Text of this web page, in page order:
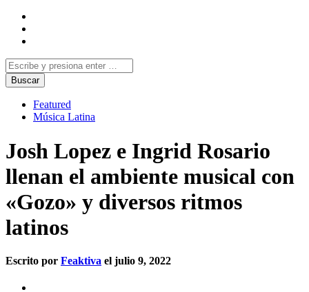
Featured
Música Latina
Josh Lopez e Ingrid Rosario
llenan el ambiente musical con
«Gozo» y diversos ritmos
latinos
Escrito por Feaktiva el julio 9, 2022